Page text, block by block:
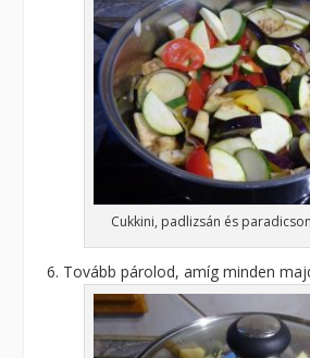
Cukkini, padlizsán és
Tovább párolod, amíg minden